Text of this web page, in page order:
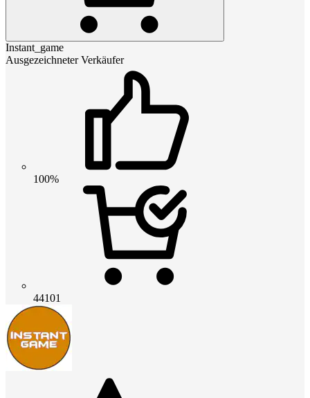
Instant_game
Ausgezeichneter Verkäufer
100%
44101